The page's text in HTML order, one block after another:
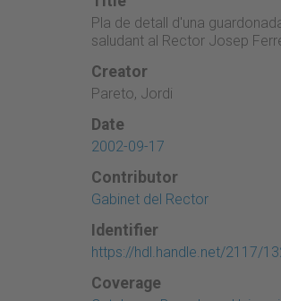
Pla de detall d'una
saludant al Rector Josep
Creator
Pareto, Jordi
Date
2002-09-17
Contributor
Gabinet del Rector
Identifier
https://hdl.handle.net/2117/
Coverage